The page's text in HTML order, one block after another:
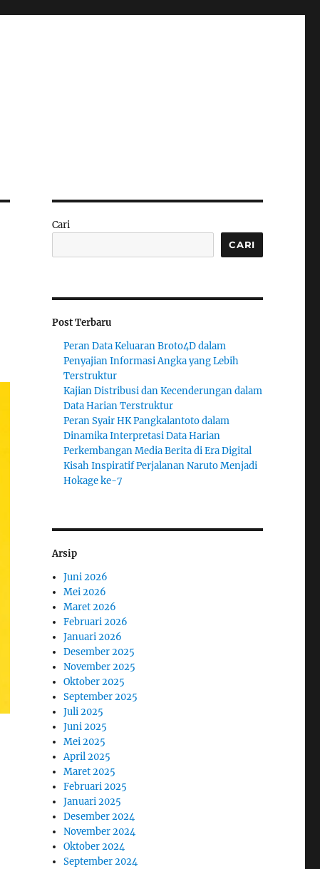
Cari
CARI
Post Terbaru
Peran Data Keluaran Broto4D dalam
Penyajian Informasi Angka yang Lebih
Terstruktur
Kajian Distribusi dan Kecenderungan dalam
Data Harian Terstruktur
Peran Syair HK Pangkalantoto dalam
Dinamika Interpretasi Data Harian
Perkembangan Media Berita di Era Digital
Kisah Inspiratif Perjalanan Naruto Menjadi
Hokage ke-7
Arsip
Juni 2026
Mei 2026
Maret 2026
Februari 2026
Januari 2026
Desember 2025
November 2025
Oktober 2025
September 2025
Juli 2025
Juni 2025
Mei 2025
April 2025
Maret 2025
Februari 2025
Januari 2025
Desember 2024
November 2024
Oktober 2024
September 2024